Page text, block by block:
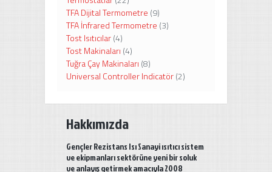
TFA Dijital Termometre (9)
TFA İnfrared Termometre (3)
Tost Isıtıcılar(4)
Tost Makinaları (4)
Tuğra Çay Makinaları (8)
Universal Controller Indicatör(2)
Hakkımızda
Gençler Rezistans Isı Sanayi ısıtıcı sistem
ve ekipmanları sektörüne yeni bir soluk
ve anlayış getirmek amacıyla 2008